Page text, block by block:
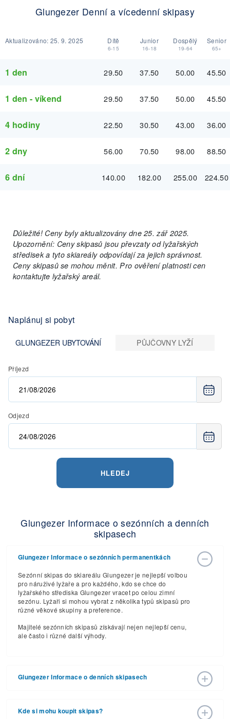
Glungezer Denní a vícedenní skipasy
Aktualizováno: 25. 9. 2025 Dítě
6-15
Junior
16-18
Dospělý
19-64
Senior
65+
1 den 29.50 37.50 50.00 45.50
1 den - víkend 29.50 37.50 50.00 45.50
4 hodiny 22.50 30.50 43.00 36.00
2 dny 56.00 70.50 98.00 88.50
6 dní 140.00 182.00 255.00 224.50
Důležité! Ceny byly aktualizovány dne 25. zář 2025.
Upozornění: Ceny skipasů jsou převzaty od lyžařských
středisek a tyto skiareály odpovídají za jejich správnost.
Ceny skipasů se mohou měnit. Pro ověření platnosti cen
kontaktujte lyžařský areál.
Naplánuj si pobyt
GLUNGEZER UBYTOVÁNÍ PŮJČOVNY LYŽÍ
Příjezd
Odjezd
HLEDEJ
Glungezer Informace o sezónních a denních
skipasech
Glungezer Informace o sezónních permanentkách
Sezónní skipas do skiareálu Glungezer je nejlepší volbou
pro náruživé lyžaře a pro každého, kdo se chce do
lyžařského střediska Glungezer vracet po celou zimní
sezónu. Lyžaři si mohou vybrat z několika typů skipasů pro
různé věkové skupiny a preference.
Majitelé sezónních skipasů získávají nejen nejlepší cenu,
ale často i různé další výhody.
Glungezer Informace o denních skipasech
předpokládaným datem zahájení 05. pro 2026 a ​​
Kde si mohu koupit skipas?